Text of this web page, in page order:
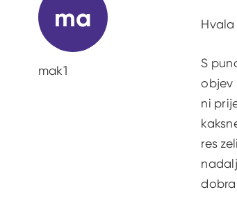
ma
mak1
S
objev
ni
res